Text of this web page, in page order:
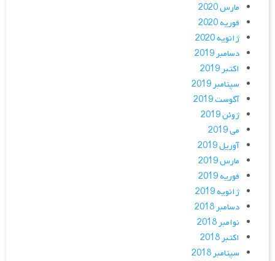
مارس 2020
فوریه 2020
ژانویه 2020
دسامبر 2019
اکتبر 2019
سپتامبر 2019
آگوست 2019
ژوئن 2019
می 2019
آوریل 2019
مارس 2019
فوریه 2019
ژانویه 2019
دسامبر 2018
نوامبر 2018
اکتبر 2018
سپتامبر 2018